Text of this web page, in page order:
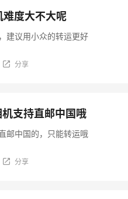
度大不大呢
建议用小众的转运更好
分享
支持直邮中国哦
邮中国的，只能转运哦
分享